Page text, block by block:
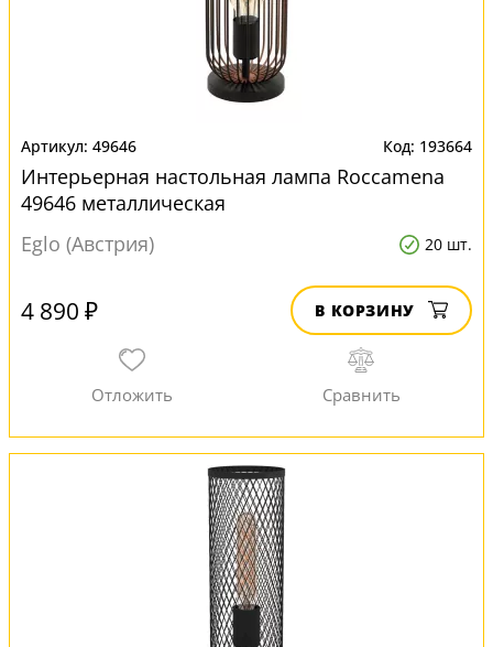
49646 193664
Интерьерная настольная лампа Roccamena
49646 металлическая
Eglo (Австрия)
20 шт.
4 890 ₽ В КОРЗИНУ